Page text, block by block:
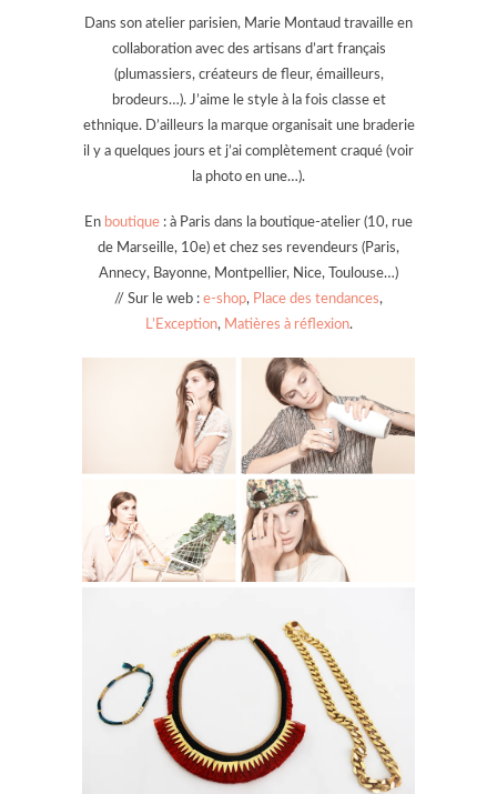
Dans son atelier parisien, Marie Montaud travaille en
collaboration avec des artisans d’art français
(plumassiers, créateurs de fleur, émailleurs,
brodeurs…). J’aime le style à la fois classe et
ethnique. D’ailleurs la marque organisait une braderie
il y a quelques jours et j’ai complètement craqué (voir
la photo en une…).
En boutique : à Paris dans la boutique-atelier (10, rue
de Marseille, 10e) et chez ses revendeurs (Paris,
Annecy, Bayonne, Montpellier, Nice, Toulouse…)
// Sur le web : e-shop, Place des tendances,
L’Exception, Matières à réflexion.